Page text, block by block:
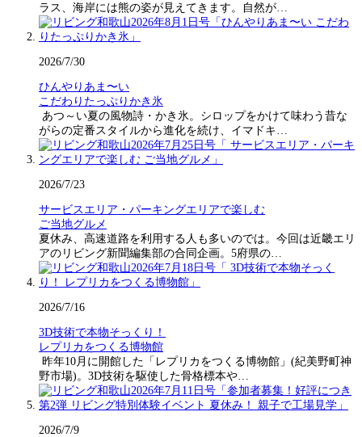
ラス、海岸には熊の姿が見えてきます。自然が…
2026/7/30
ひんやりあま〜い
こだわりたっぷりかき氷
あつ～い夏の風物詩・かき氷。シロップをかけて味わう昔な
がらの定番スタイルから進化を続け、イマドキ…
2026/7/23
サービスエリア・パーキングエリアで楽しむ
ご当地グルメ
夏休み、高速道路を利用する人も多いのでは。今回は近畿エリ
アのリビング新聞編集部の合同企画。5府県の…
2026/7/16
3D技術で本物そっくり！
レプリカをつくる博物館
昨年10月に開館した「レプリカをつくる博物館」(紀美野町神
野市場)。3D技術を駆使した骨格標本や…
2026/7/9